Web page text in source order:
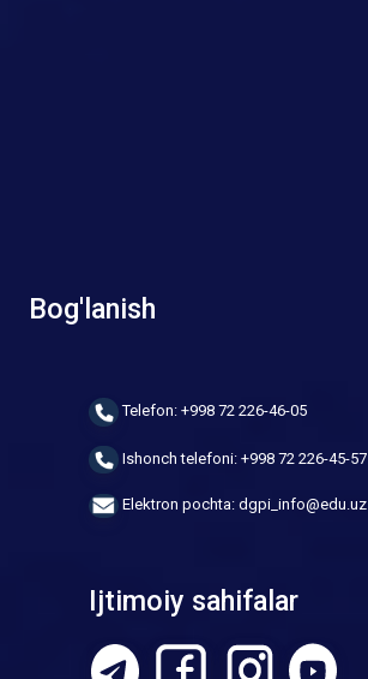
Bog'lanish
Telefon: +998 72 226-46-05
Ishonch telefoni: +998 72 226-45-57
Elektron pochta: dgpi_info@edu.uz
Ijtimoiy sahifalar